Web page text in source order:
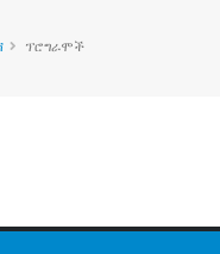
ፕሮግራሞች